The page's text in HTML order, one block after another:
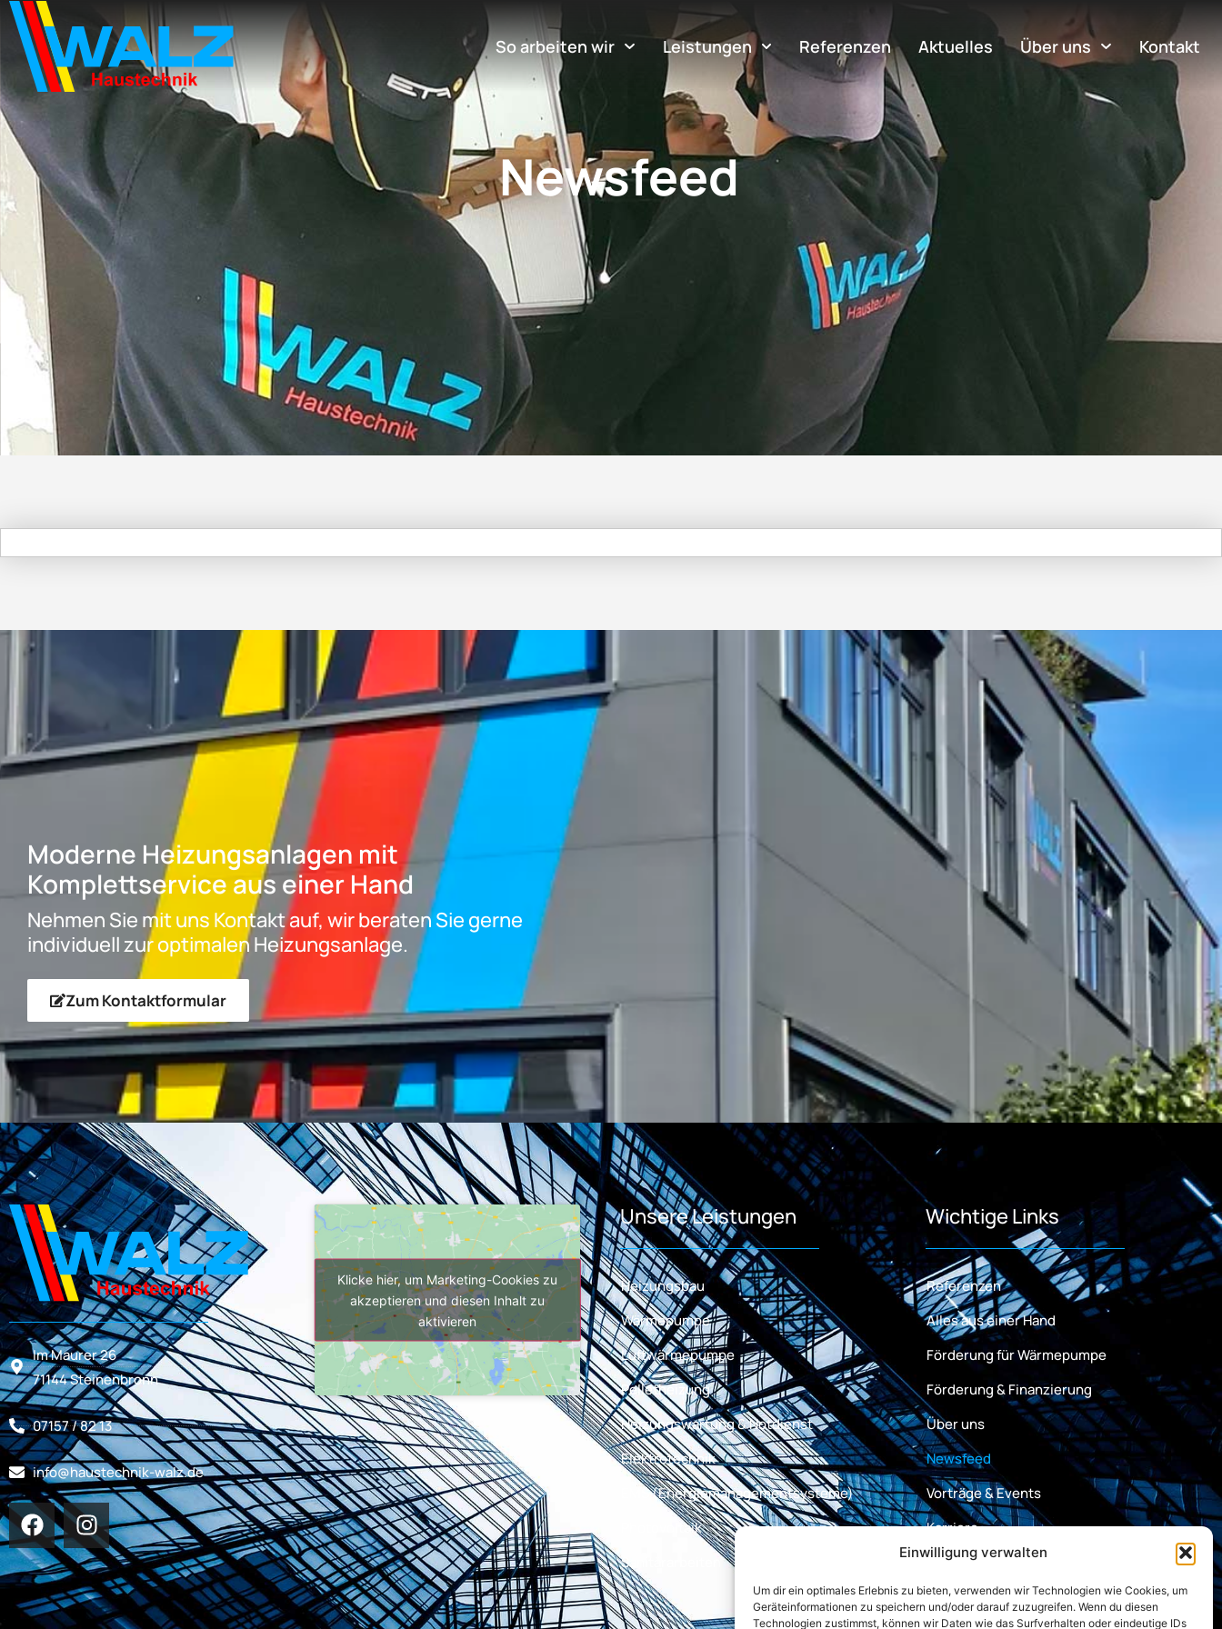
Einwilligung verwalten
Um dir ein optimales Erlebnis zu bieten, verwenden wir Technologien wie Cookies, um
Geräteinformationen zu speichern und/oder darauf zuzugreifen. Wenn du diesen
Technologien zustimmst, können wir Daten wie das Surfverhalten oder eindeutige IDs
So arbeiten wir Leistungen Referenzen Aktuelles Über uns Kontakt
Newsfeed
Moderne Heizungsanlagen mit
Komplettservice aus einer Hand
Nehmen Sie mit uns Kontakt auf, wir beraten Sie gerne
individuell zur optimalen Heizungsanlage.
Zum Kontaktformular
Im Maurer 26
71144 Steinenbronn
07157 / 82 13
info@haustechnik-walz.de
Klicke hier, um Marketing-Cookies zu
akzeptieren und diesen Inhalt zu
aktivieren
Unsere Leistungen
Heizungsbau
Wärmepumpe
Luftwärmepumpe
Pelletheizung
Heizungswartung & Notdienst
Elektrotechnik
EMS (Energiemanagementsysteme)
Photovoltaik
Sanitärarbeiten
Wichtige Links
Referenzen
Alles aus einer Hand
Förderung für Wärmepumpe
Förderung & Finanzierung
Über uns
Newsfeed
Vorträge & Events
Karriere
Kontakt